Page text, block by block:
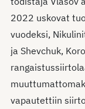
2022 uskovat
vuodeksi,
ja Shevchuk,
vapautettiin